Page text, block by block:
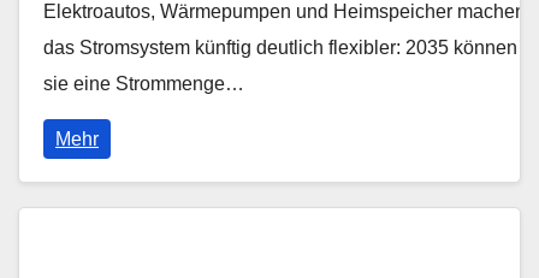
Elektroautos, Wärmepumpen und Heimspeicher machen
das Stromsystem künftig deutlich flexibler: 2035 können
sie eine Strommenge…
Mehr